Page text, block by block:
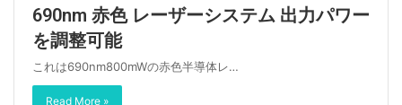
690nm 赤色 レーザーシステム 出力パワー
を調整可能
これは690nm800mWの赤色半導体レ…
Read More »